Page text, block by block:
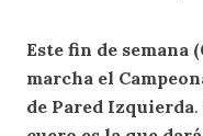
Este fin de semana
marcha el
de Pared Izquierda.